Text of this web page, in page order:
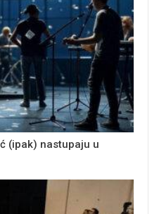
(ipak) nastupaju u